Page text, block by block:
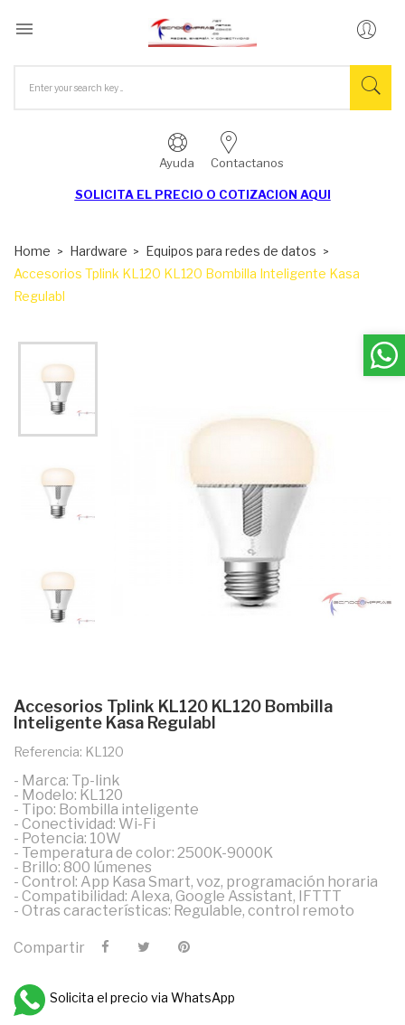

Ayuda Contactanos
SOLICITA EL PRECIO O COTIZACION AQUI
Home Hardware
Equipos para redes de datos
Accesorios Tplink KL120 KL120 Bombilla Inteligente Kasa
Regulabl
Accesorios Tplink KL120 KL120 Bombilla
Inteligente Kasa Regulabl
Referencia: KL120
- Marca: Tp-link
- Modelo: KL120
- Tipo: Bombilla inteligente
- Conectividad: Wi-Fi
- Potencia: 10W
- Temperatura de color: 2500K-9000K
- Brillo: 800 lúmenes
- Control: App Kasa Smart, voz, programación horaria
- Compatibilidad: Alexa, Google Assistant, IFTTT
- Otras características: Regulable, control remoto
Compartir
Solicita el precio via WhatsApp